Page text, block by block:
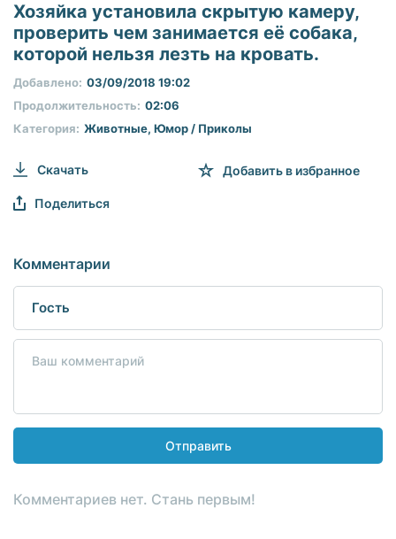
seconds
seconds
Хозяйка установила скрытую камеру,
проверить чем занимается её собака,
которой нельзя лезть на кровать.
Категория: Животные, Юмор / Приколы
Продолжительность: 02:06
Добавлено: 03/09/2018 19:02
Скачать Добавить в избранное
Поделиться
Комментарии
Отправить
Комментариев нет. Стань первым!